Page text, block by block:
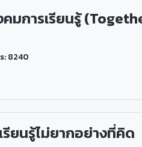
คมการเรียนรู้
8240
ยนรู้ไม่ยากอย่างที่คิด